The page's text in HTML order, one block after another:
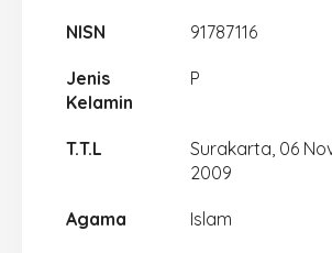
NISN 91787116
Jenis
Kelamin
P
T.T.L
Surakarta, 06
2009
Agama Islam